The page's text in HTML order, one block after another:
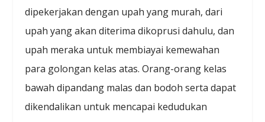
dipekerjakan dengan upah yang murah, dari
upah yang akan diterima dikoprusi dahulu, dan
upah meraka untuk membiayai kemewahan
para golongan kelas atas. Orang-orang kelas
bawah dipandang malas dan bodoh serta dapat
dikendalikan untuk mencapai kedudukan